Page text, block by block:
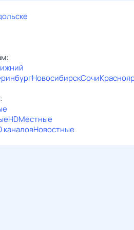
НовосибирскСочи
HDМестные
каналовНовостные